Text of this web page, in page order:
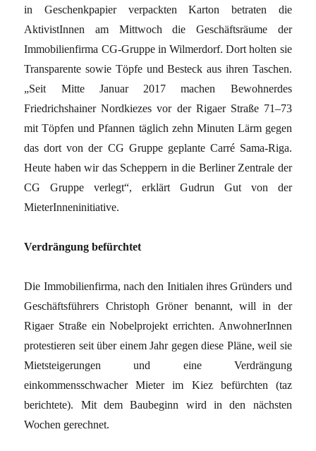
in Geschenkpapier verpackten Karton betraten die
AktivistInnen am Mittwoch die Geschäftsräume der
Immobilienfirma CG-Gruppe in Wilmerdorf. Dort holten sie
Transparente sowie Töpfe und Besteck aus ihren Taschen.
„Seit Mitte Januar 2017 machen Bewohnerdes
Friedrichshainer Nordkiezes vor der Rigaer Straße 71–73
mit Töpfen und Pfannen täglich zehn Minuten Lärm gegen
das dort von der CG Gruppe geplante Carré Sama-Riga.
Heute haben wir das Scheppern in die Berliner Zentrale der
CG Gruppe verlegt“, erklärt Gudrun Gut von der
MieterInneninitiative.
Verdrängung befürchtet
Die Immobilienfirma, nach den Initialen ihres Gründers und
Geschäftsführers Christoph Gröner benannt, will in der
Rigaer Straße ein Nobelprojekt errichten. AnwohnerInnen
protestieren seit über einem Jahr gegen diese Pläne, weil sie
Mietsteigerungen und eine Verdrängung
einkommensschwacher Mieter im Kiez befürchten (taz
berichtete). Mit dem Baubeginn wird in den nächsten
Wochen gerechnet.